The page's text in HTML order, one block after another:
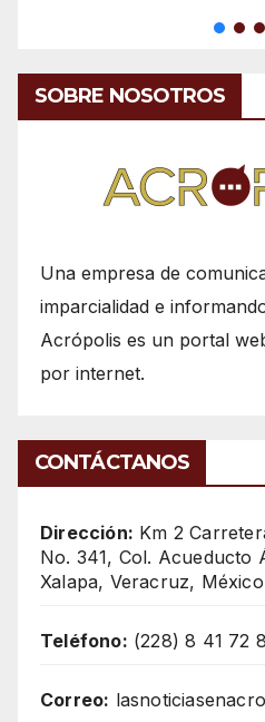
SOBRE NOSOTROS
Una empresa de
imparcialidad e
Acrópolis es un portal
por internet.
CONTÁCTANOS
Dirección: Km 2
No. 341, Col. Acueducto
Xalapa, Veracruz, México
Teléfono: (228) 8 41 72
Correo: